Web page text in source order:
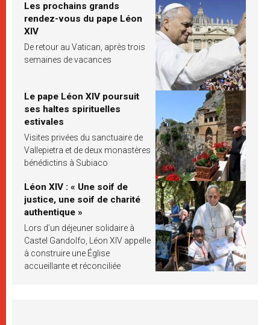
Les prochains grands
rendez-vous du pape Léon
XIV
De retour au Vatican, après trois
semaines de vacances
Le pape Léon XIV poursuit
ses haltes spirituelles
estivales
Visites privées du sanctuaire de
Vallepietra et de deux monastères
bénédictins à Subiaco
Léon XIV : « Une soif de
justice, une soif de charité
authentique »
Lors d’un déjeuner solidaire à
Castel Gandolfo, Léon XIV appelle
à construire une Église
accueillante et réconciliée